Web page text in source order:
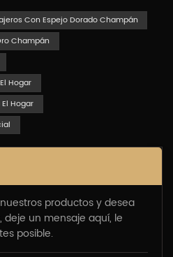
Con Espejo Dorado Champán
Champán
Hogar
Hogar
productos y desea
un mensaje aquí, le
posible.